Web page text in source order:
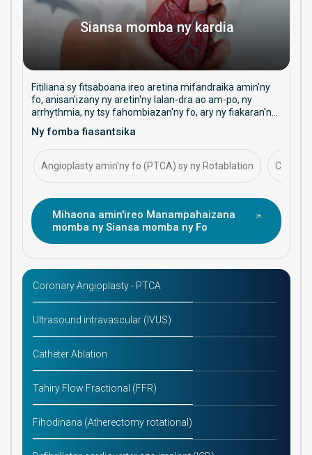
Siansa momba ny kardia
Fitiliana sy fitsaboana ireo aretina mifandraika amin'ny
fo, anisan'izany ny aretin'ny lalan-dra ao am-po, ny
arrhythmia, ny tsy fahombiazan'ny fo, ary ny fiakaran'ny
tosidrà. Mifantoka amin'ny fikarakarana fisorohana, ny
fomba fitsaboana, ary ny fitantanana maharitra ny
fahasalaman'ny fo.
Ny fomba fiasantsika
Angioplasty amin'ny fo (PTCA) sy ny Rotablation CABG
Mihaona amin'ireo Manampahaizana
momba ny Siansa momba ny Fo
Coronary Angioplasty - PTCA
Ultrasound intravascular (IVUS)
Catheter Ablation
Tahiry Flow Fractional (FFR)
Fihodinana (Atherectomy rotational)